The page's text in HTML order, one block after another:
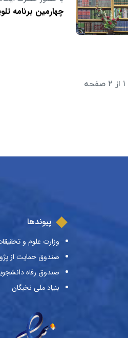
چهارمین برنامه
پیوندها
وزارت علوم و
صندوق حمایت از
صندوق رفاه
بنیاد ملی نخبگان